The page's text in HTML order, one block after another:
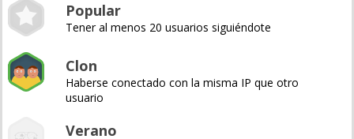
Popular
Tener al menos 20 usuarios siguiéndote
Clon
Haberse conectado con la misma IP que otro
usuario
Verano